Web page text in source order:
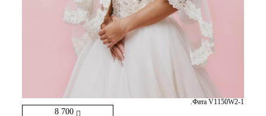
8 700
.Фата V1150W2-1